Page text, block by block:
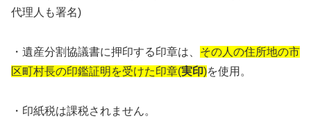
代理人も署名)
・遺産分割協議書に押印する印章は、 その人の住所地の市
区町村長の印鑑証明を受けた印章(実印)を使用。
・印紙税は課税されません。